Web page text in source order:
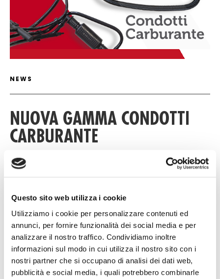
Questo sito web utilizza i cookie
Utilizziamo i cookie per personalizzare contenuti ed
annunci, per fornire funzionalità dei social media e per
analizzare il nostro traffico. Condividiamo inoltre
informazioni sul modo in cui utilizza il nostro sito con i
nostri partner che si occupano di analisi dei dati web,
pubblicità e social media, i quali potrebbero combinarle
ARTICLE DETAIL
NEWS
NUOVA GAMMA CONDOTTI
CARBURANTE
30 MAGGIO 2024